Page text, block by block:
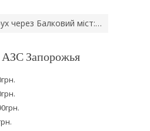
Балковий міст:… Сьогодні
Запорожья